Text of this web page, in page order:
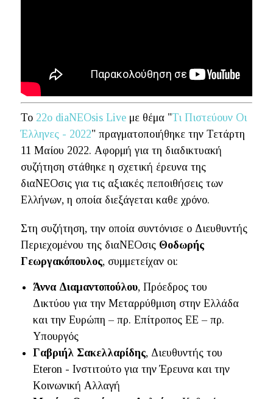
Το 22ο diaNEOsis Liveμε θέμα "Τι Πιστεύουν Οι
Έλληνες - 2022" πραγματοποιήθηκε την Τετάρτη
11 Μαίου 2022. Αφορμή για τη διαδικτυακή
συζήτηση στάθηκε η σχετική έρευνα της
διαΝΕΟσις για τις αξιακές πεποιθήσεις των
Ελλήνων, η οποία διεξάγεται καθε χρόνο.
Στη συζήτηση, την οποία συντόνισε ο Διευθυντής
Περιεχομένου της διαΝΕΟσις Θοδωρής
Γεωργακόπουλος, συμμετείχαν οι:
Άννα Διαμαντοπούλου, Πρόεδρος του
Δικτύου για την Μεταρρύθμιση στην Ελλάδα
και την Ευρώπη – πρ. Επίτροπος ΕΕ – πρ.
Υπουργός
Γαβριήλ Σακελλαρίδης, Διευθυντής του
Eteron - Ινστιτούτο για την Έρευνα και την
Κοινωνική Αλλαγή